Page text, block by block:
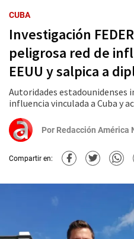
CUBA
Investigación
peligrosa red de
EEUU y salpica a
Autoridades estadounidenses
influencia vinculada a Cuba y
Por Redacción América
Compartir en: